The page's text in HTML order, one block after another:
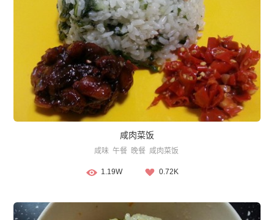
咸肉菜饭
咸味 午餐 晚餐 咸肉菜饭
1.19W 0.72K